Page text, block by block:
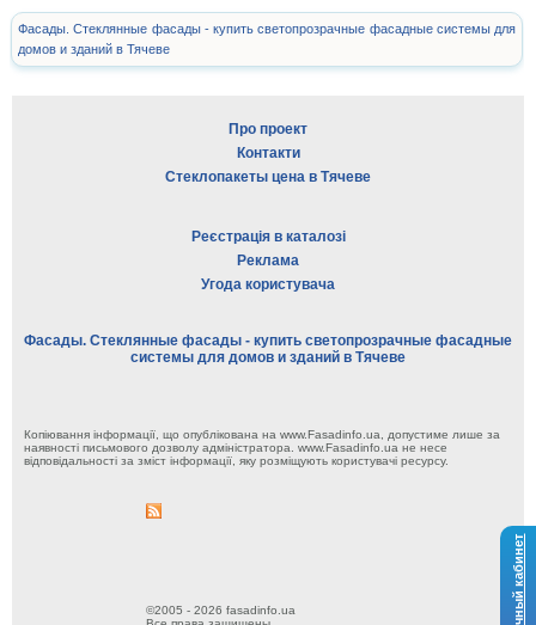
Личный кабинет
Фасады. Стеклянные фасады - купить светопрозрачные фасадные системы для
домов и зданий в Тячеве
Про проект
Контакти
Стеклопакеты цена в Тячеве
Реєстрація в каталозі
Реклама
Угода користувача
Фасады. Стеклянные фасады - купить светопрозрачные фасадные
системы для домов и зданий в Тячеве
Копіювання інформації, що опублікована на www.Fasadinfo.ua, допустиме лише за
наявності письмового дозволу адміністратора. www.Fasadinfo.ua не несе
відповідальності за зміст інформації, яку розміщують користувачі ресурсу.
©2005 - 2026 fasadinfo.ua